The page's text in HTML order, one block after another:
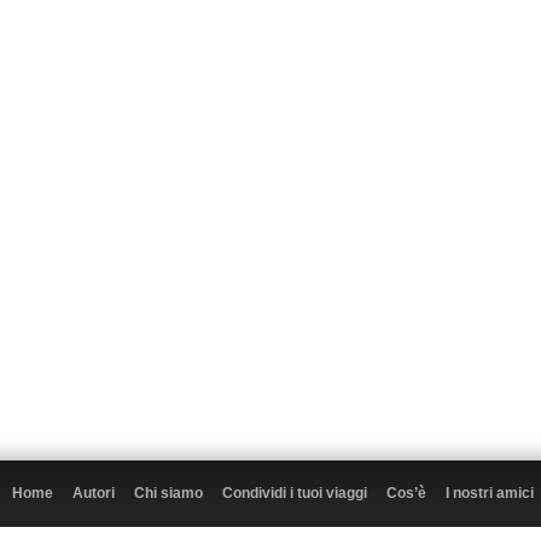
Home Autori Chi siamo Condividi i tuoi viaggi Cos’è I nostri amici